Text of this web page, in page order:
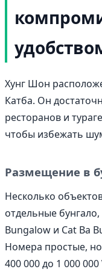
Хунг Шон
Катба. Он
ресторанов и
чтобы избежать
Размещение в
Несколько
отдельные
Bungalow и Cat Ba
Номера простые,
400 000 до 1 000